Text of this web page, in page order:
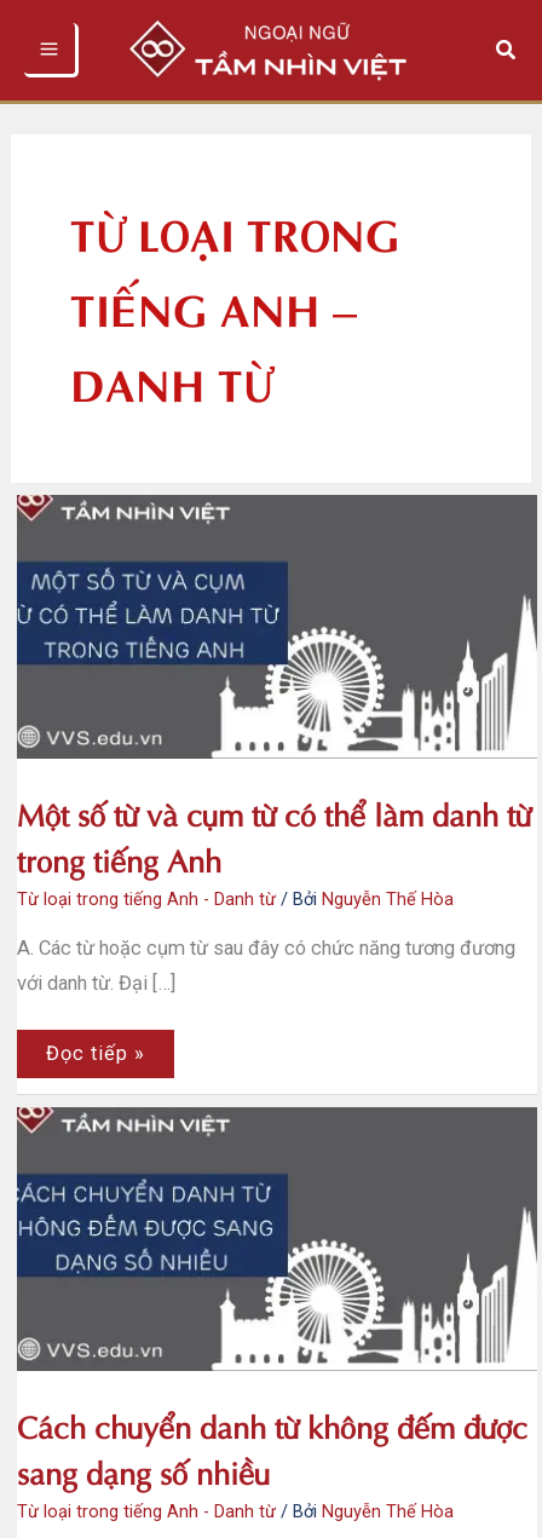
Tìm
TỪ LOẠI TRONG
TIẾNG ANH –
DANH TỪ
Một số từ và cụm từ có thể làm danh từ
trong tiếng Anh
Từ loại trong tiếng Anh - Danh từ/ Bởi Nguyễn Thế Hòa
A. Các từ hoặc cụm từ sau đây có chức năng tương đương
với danh từ. Đại […]
Một
số
từ
và
cụm
có
thể
làm
danh
trong
tiếng
Đọc tiếp »
Cách chuyển danh từ không đếm được
sang dạng số nhiều
Từ loại trong tiếng Anh - Danh từ/ Bởi Nguyễn Thế Hòa